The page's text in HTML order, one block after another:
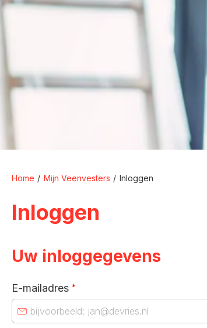
Home Mijn Veenvesters Inloggen
Inloggen
Uw inloggegevens
E-mailadres *